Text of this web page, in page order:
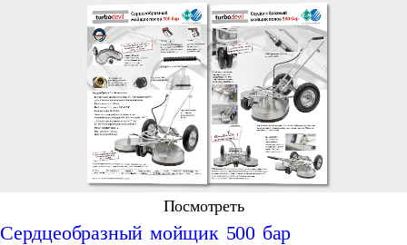
Посмотреть
Сердцеобразный мойщик 500 бар